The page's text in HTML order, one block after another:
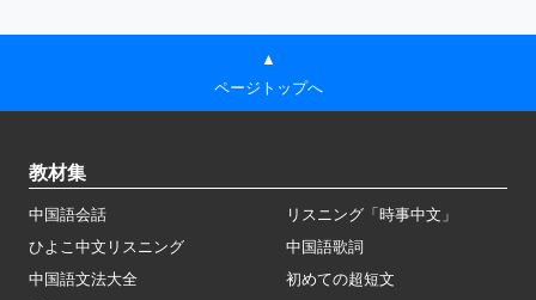
▲
教材集
中国語会話
リスニング「時事中文」
ひよこ中文リスニング
中国語歌詞